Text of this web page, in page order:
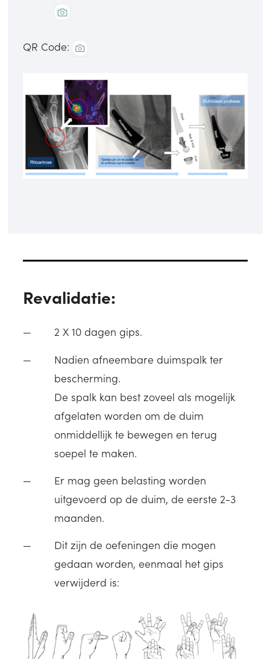
QR Code:
Revalidatie:
2 X 10 dagen gips.
Nadien afneembare duimspalk ter
bescherming.
De spalk kan best zoveel als mogelijk
afgelaten worden om de duim
onmiddellijk te bewegen en terug
soepel te maken.
Er mag geen belasting worden
uitgevoerd op de duim, de eerste 2-3
maanden.
Dit zijn de oefeningen die mogen
gedaan worden, eenmaal het gips
verwijderd is: